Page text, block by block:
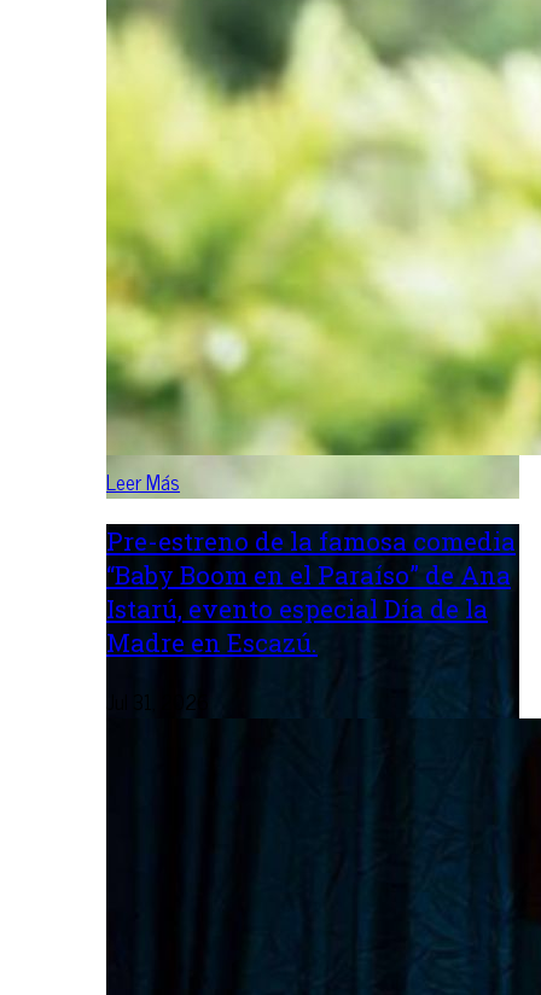
Leer Más
Pre-estreno de la famosa comedia
“Baby Boom en el Paraíso” de Ana
Istarú, evento especial Día de la
Madre en Escazú.
Jul 31, 2026